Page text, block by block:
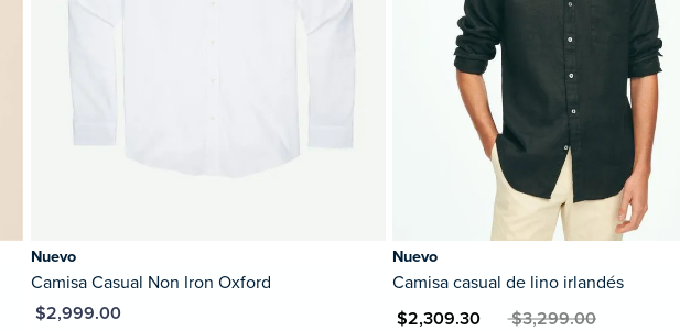
Nuevo
Camisa Casual Non Iron Oxford
MXN $2,999.00
Nuevo
Camisa casual de lino irlandés
MXN $2,309.30MXN $3,299.00